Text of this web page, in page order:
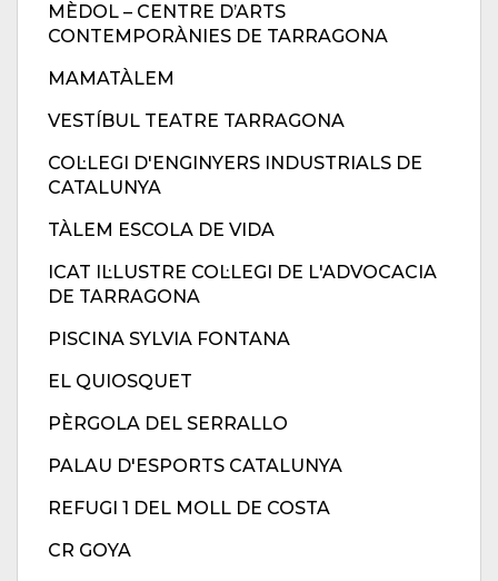
MÈDOL – CENTRE D’ARTS
CONTEMPORÀNIES DE TARRAGONA
MAMATÀLEM
VESTÍBUL TEATRE TARRAGONA
COL·LEGI D'ENGINYERS INDUSTRIALS DE
CATALUNYA
TÀLEM ESCOLA DE VIDA
ICAT IL·LUSTRE COL·LEGI DE L'ADVOCACIA
DE TARRAGONA
PISCINA SYLVIA FONTANA
EL QUIOSQUET
PÈRGOLA DEL SERRALLO
PALAU D'ESPORTS CATALUNYA
REFUGI 1 DEL MOLL DE COSTA
CR GOYA